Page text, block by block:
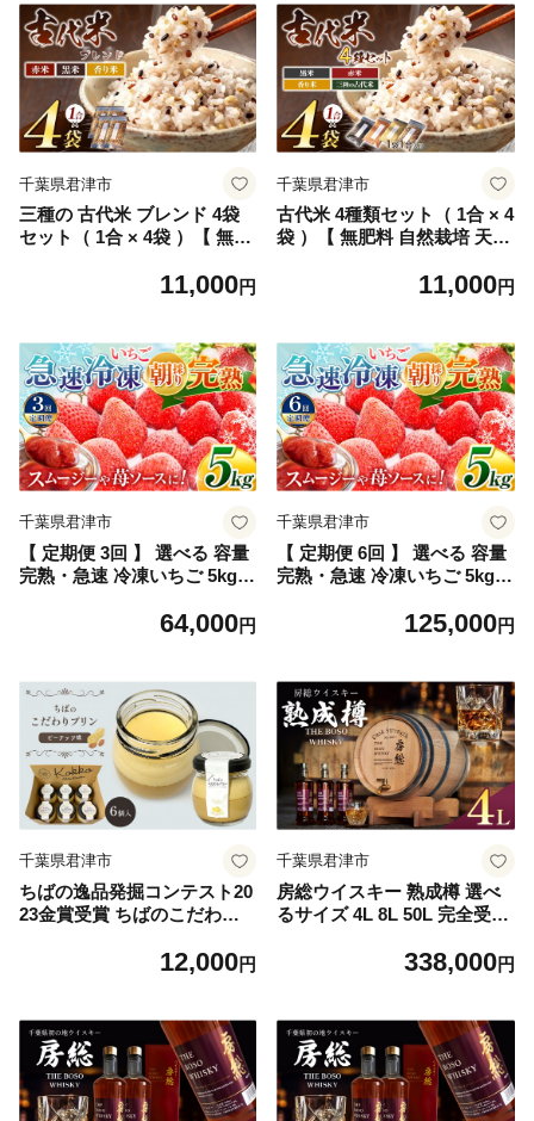
子 いちじく レモン ラズベリ
ー ブラックベリー トマト 紅
茶 オススメ 千葉県 君津市 き
みつ
千葉県君津市
三種の 古代米 ブレンド 4袋
セット（ 1合 × 4袋 ）【 無肥
薬：栽培期間中不使用 】 | の
かまい くろまい かおりまい
雑穀 千葉県 君津市
11,000円
千葉県君津市
古代米 4種類セット（ 1合 × 4
袋 ）【 無肥料 自然栽培 天日
不使用 】 | ののま自然農園
まい かおりまい 雑穀 千葉県
君津市
11,000円
千葉県君津市
【 定期便 3回 】 選べる 容量
完熟・急速 冷凍いちご 5kg |
ツ ふるーつ 冷凍 いちご れい
完熟 新鮮 スムージー オスス
メ 千葉県 君津市 きみつ
64,000円
千葉県君津市
【 定期便 6回 】 選べる 容量
完熟・急速 冷凍いちご 5kg |
ツ ふるーつ 冷凍 いちご れい
完熟 新鮮 スムージー オスス
メ 千葉県 君津市 きみつ
125,000円
千葉県君津市
ちばの逸品発掘コンテスト20
23金賞受賞 ちばのこだわり
葉半立落花生 九十九里浜天日
答 ギフト 冷蔵便｜千葉県 君
津市
12,000円
千葉県君津市
房総ウイスキー 熟成樽 選べ
るサイズ 4L 8L 50L 完全受注
ー 樽熟成 記念日 お祝い 贈答
津市
338,000円